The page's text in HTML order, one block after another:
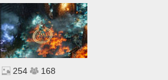
254 168